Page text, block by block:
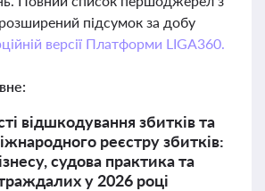
підсумок за добу
версії Платформи LIGA360.
відшкодування збитків та
реєстру збитків:
судова практика та
у 2026 році